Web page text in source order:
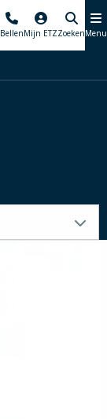
BellenMijn ETZZoekenMenu